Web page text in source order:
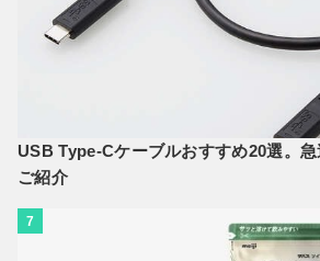
USB Type-Cケーブルおすすめ20選。
ご紹介
7